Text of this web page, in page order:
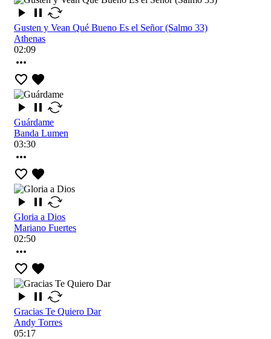
Gusten y Vean Qué Bueno Es el Señor (Salmo 33)
Athenas
02:09
Guárdame
Banda Lumen
03:30
Gloria a Dios
Mariano Fuertes
02:50
Gracias Te Quiero Dar
Andy Torres
05:17